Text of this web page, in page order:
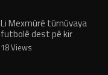
Li Mexmûrê tûrnûvaya
futbolê dest pê kir
18 Views